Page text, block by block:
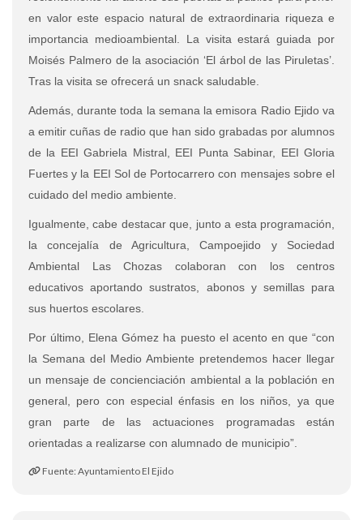
en valor este espacio natural de extraordinaria riqueza e
importancia medioambiental. La visita estará guiada por
Moisés Palmero de la asociación ‘El árbol de las Piruletas’.
Tras la visita se ofrecerá un snack saludable.
Además, durante toda la semana la emisora Radio Ejido va
a emitir cuñas de radio que han sido grabadas por alumnos
de la EEI Gabriela Mistral, EEI Punta Sabinar, EEI Gloria
Fuertes y la EEI Sol de Portocarrero con mensajes sobre el
cuidado del medio ambiente.
Igualmente, cabe destacar que, junto a esta programación,
la concejalía de Agricultura, Campoejido y Sociedad
Ambiental Las Chozas colaboran con los centros
educativos aportando sustratos, abonos y semillas para
sus huertos escolares.
Por último, Elena Gómez ha puesto el acento en que “con
la Semana del Medio Ambiente pretendemos hacer llegar
un mensaje de concienciación ambiental a la población en
general, pero con especial énfasis en los niños, ya que
gran parte de las actuaciones programadas están
orientadas a realizarse con alumnado de municipio”.
Fuente: Ayuntamiento El Ejido